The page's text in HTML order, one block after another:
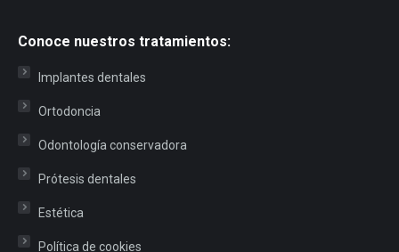
Conoce nuestros tratamientos:
Implantes dentales
Ortodoncia
Odontología conservadora
Prótesis dentales
Estética
Política de cookies